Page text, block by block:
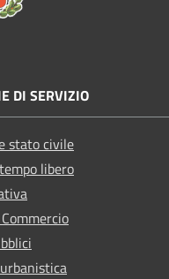
DI SERVIZIO
stato civile
libero